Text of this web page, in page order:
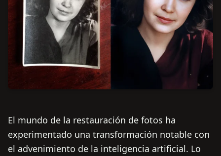
El mundo de la restauración de fotos ha
experimentado una transformación notable con
el advenimiento de la inteligencia artificial. Lo